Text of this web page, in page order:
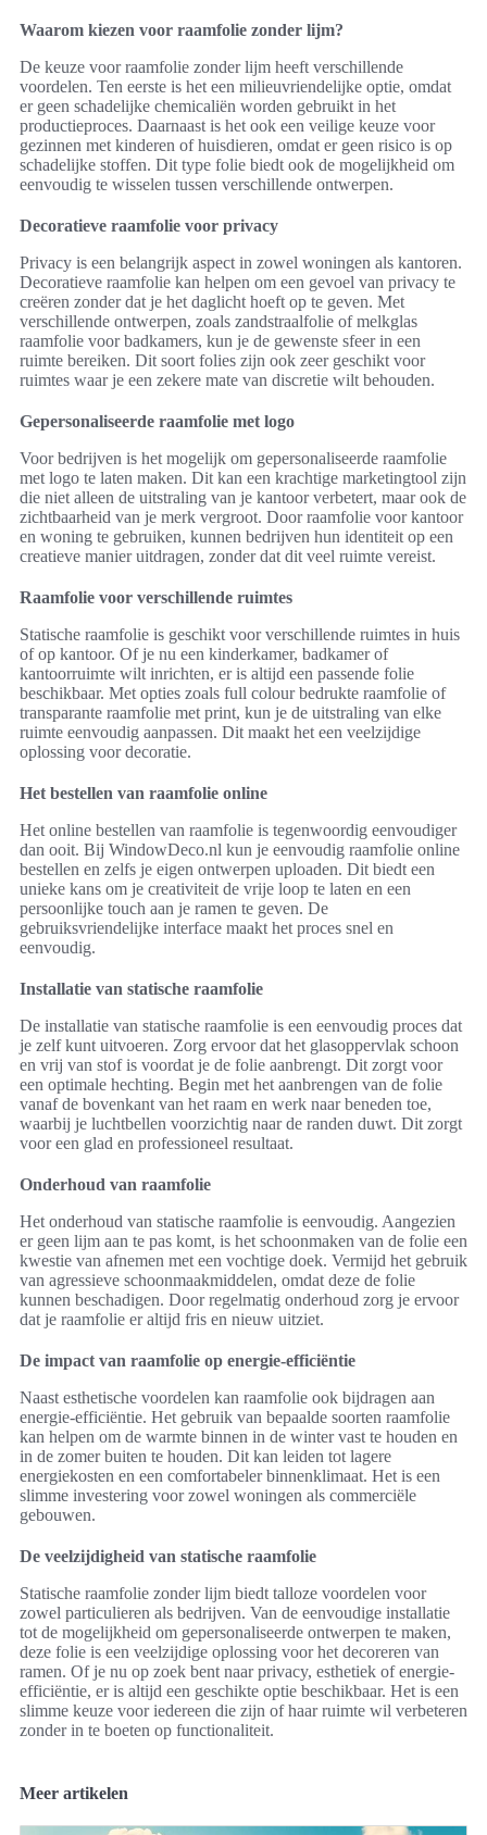
Waarom kiezen voor raamfolie zonder lijm?
De keuze voor raamfolie zonder lijm heeft verschillende
voordelen. Ten eerste is het een milieuvriendelijke optie, omdat
er geen schadelijke chemicaliën worden gebruikt in het
productieproces. Daarnaast is het ook een veilige keuze voor
gezinnen met kinderen of huisdieren, omdat er geen risico is op
schadelijke stoffen. Dit type folie biedt ook de mogelijkheid om
eenvoudig te wisselen tussen verschillende ontwerpen.
Decoratieve raamfolie voor privacy
Privacy is een belangrijk aspect in zowel woningen als kantoren.
Decoratieve raamfolie kan helpen om een gevoel van privacy te
creëren zonder dat je het daglicht hoeft op te geven. Met
verschillende ontwerpen, zoals zandstraalfolie of melkglas
raamfolie voor badkamers, kun je de gewenste sfeer in een
ruimte bereiken. Dit soort folies zijn ook zeer geschikt voor
ruimtes waar je een zekere mate van discretie wilt behouden.
Gepersonaliseerde raamfolie met logo
Voor bedrijven is het mogelijk om gepersonaliseerde raamfolie
met logo te laten maken. Dit kan een krachtige marketingtool zijn
die niet alleen de uitstraling van je kantoor verbetert, maar ook de
zichtbaarheid van je merk vergroot. Door raamfolie voor kantoor
en woning te gebruiken, kunnen bedrijven hun identiteit op een
creatieve manier uitdragen, zonder dat dit veel ruimte vereist.
Raamfolie voor verschillende ruimtes
Statische raamfolie is geschikt voor verschillende ruimtes in huis
of op kantoor. Of je nu een kinderkamer, badkamer of
kantoorruimte wilt inrichten, er is altijd een passende folie
beschikbaar. Met opties zoals full colour bedrukte raamfolie of
transparante raamfolie met print, kun je de uitstraling van elke
ruimte eenvoudig aanpassen. Dit maakt het een veelzijdige
oplossing voor decoratie.
Het bestellen van raamfolie online
Het online bestellen van raamfolie is tegenwoordig eenvoudiger
dan ooit. Bij WindowDeco.nl kun je eenvoudig raamfolie online
bestellen en zelfs je eigen ontwerpen uploaden. Dit biedt een
unieke kans om je creativiteit de vrije loop te laten en een
persoonlijke touch aan je ramen te geven. De
gebruiksvriendelijke interface maakt het proces snel en
eenvoudig.
Installatie van statische raamfolie
De installatie van statische raamfolie is een eenvoudig proces dat
je zelf kunt uitvoeren. Zorg ervoor dat het glasoppervlak schoon
en vrij van stof is voordat je de folie aanbrengt. Dit zorgt voor
een optimale hechting. Begin met het aanbrengen van de folie
vanaf de bovenkant van het raam en werk naar beneden toe,
waarbij je luchtbellen voorzichtig naar de randen duwt. Dit zorgt
voor een glad en professioneel resultaat.
Onderhoud van raamfolie
Het onderhoud van statische raamfolie is eenvoudig. Aangezien
er geen lijm aan te pas komt, is het schoonmaken van de folie een
kwestie van afnemen met een vochtige doek. Vermijd het gebruik
van agressieve schoonmaakmiddelen, omdat deze de folie
kunnen beschadigen. Door regelmatig onderhoud zorg je ervoor
dat je raamfolie er altijd fris en nieuw uitziet.
De impact van raamfolie op energie-efficiëntie
Naast esthetische voordelen kan raamfolie ook bijdragen aan
energie-efficiëntie. Het gebruik van bepaalde soorten raamfolie
kan helpen om de warmte binnen in de winter vast te houden en
in de zomer buiten te houden. Dit kan leiden tot lagere
energiekosten en een comfortabeler binnenklimaat. Het is een
slimme investering voor zowel woningen als commerciële
gebouwen.
De veelzijdigheid van statische raamfolie
Statische raamfolie zonder lijm biedt talloze voordelen voor
zowel particulieren als bedrijven. Van de eenvoudige installatie
tot de mogelijkheid om gepersonaliseerde ontwerpen te maken,
deze folie is een veelzijdige oplossing voor het decoreren van
ramen. Of je nu op zoek bent naar privacy, esthetiek of energie-
efficiëntie, er is altijd een geschikte optie beschikbaar. Het is een
slimme keuze voor iedereen die zijn of haar ruimte wil verbeteren
zonder in te boeten op functionaliteit.
Meer artikelen